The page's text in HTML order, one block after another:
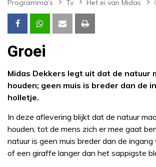
Programma’s Tv Het ei van Midas
Groei
Midas Dekkers legt uit dat de natuur
houden; geen muis is breder dan de
holletje.
In deze aflevering blijkt dat de natuur
houden, tot de mens zich er mee gaat
natuur is geen muis breder dan de
of een giraffe langer dan het sappigste